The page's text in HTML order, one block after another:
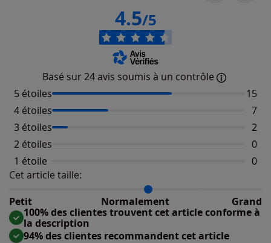
4.5/5
Basé sur 24 avis soumis à un contrôle
5 étoiles
15
4 étoiles
7
3 étoiles
2
2 étoiles
0
1 étoile
0
Cet article taille:
Petit
Normalement Grand
Répartition du taillant selon les avis clients
Taille normalement : 94%
Taille grand : 6%
100% des clientes trouvent cet article conforme à
la description
94% des clientes recommandent cet article